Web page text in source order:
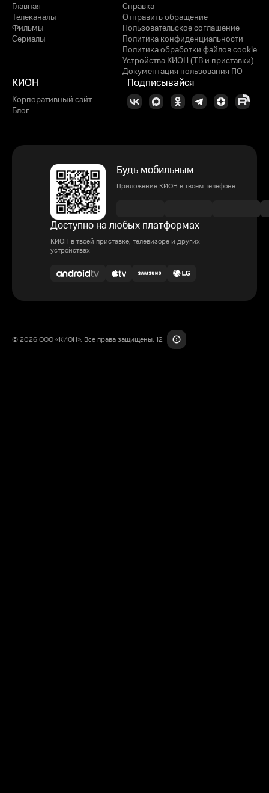
Главная
Телеканалы
Фильмы
Сериалы
Справка
Отправить обращение
Пользовательское соглашение
Политика конфиденциальности
Политика обработки файлов cookie
Устройства КИОН (ТВ и приставки)
Документация пользования ПО
КИОН
Корпоративный сайт
Блог
Подписывайся
Будь мобильным
Приложение КИОН в твоем телефоне
Доступно на любых платформах
КИОН в твоей приставке, телевизоре и других
устройствах
© 2026 ООО «КИОН». Все права защищены. 12+